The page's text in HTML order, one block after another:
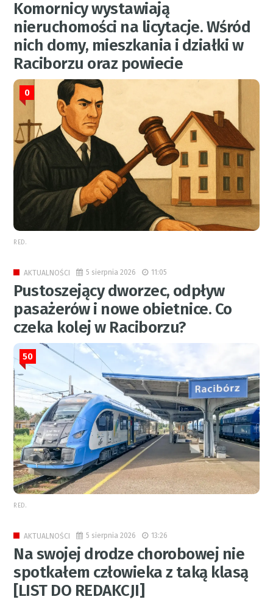
Komornicy wystawiają
nieruchomości na licytacje. Wśród
nich domy, mieszkania i działki w
Raciborzu oraz powiecie
0
RED.
AKTUALNOŚCI 5 sierpnia 2026 11:05
Pustoszejący dworzec, odpływ
pasażerów i nowe obietnice. Co
czeka kolej w Raciborzu?
50
RED.
AKTUALNOŚCI 5 sierpnia 2026 13:26
Na swojej drodze chorobowej nie
spotkałem człowieka z taką klasą
[LIST DO REDAKCJI]